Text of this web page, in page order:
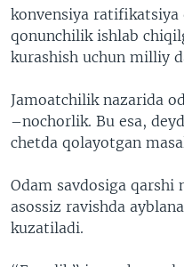
konvensiya ratifikatsiya
qonunchilik ishlab
kurashish uchun milliy
Jamoatchilik nazarida
–nochorlik. Bu esa,
chetda qolayotgan
Odam savdosiga
asossiz ravishda
kuzatiladi.